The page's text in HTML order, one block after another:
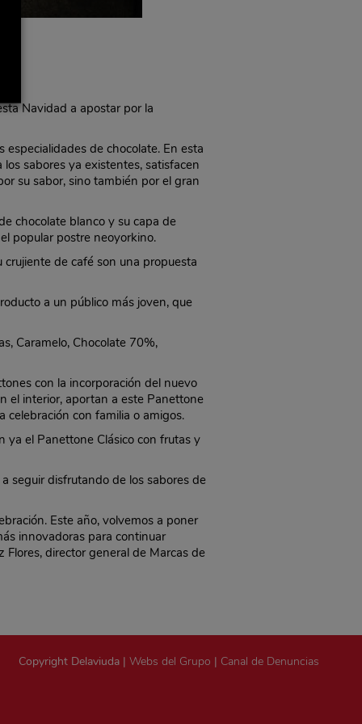
Navidad a apostar por la
de chocolate. En esta
sabores ya existentes, satisfacen
su sabor, sino también por el gran
chocolate blanco y su capa de
popular postre neoyorkino.
de café son una propuesta
a un público más joven, que
Caramelo, Chocolate 70%,
con la incorporación del nuevo
el interior, aportan a este Panettone
con familia o amigos.
ya el Panettone Clásico con frutas y
seguir disfrutando de los sabores de
Este año, volvemos a poner
innovadoras para continuar
Flores, director general de Marcas de
Copyright Delaviuda | Webs del Grupo | Canal de Denuncias